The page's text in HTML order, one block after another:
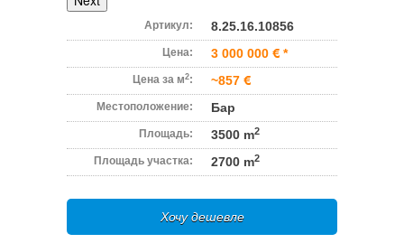
Артикул: 8.25.16.10856
Цена: 3 000 000 *
Цена за м2: ~857
Местоположение: Бар
Площадь: 3500 m2
Площадь участка: 2700 m2
Хочу дешевле